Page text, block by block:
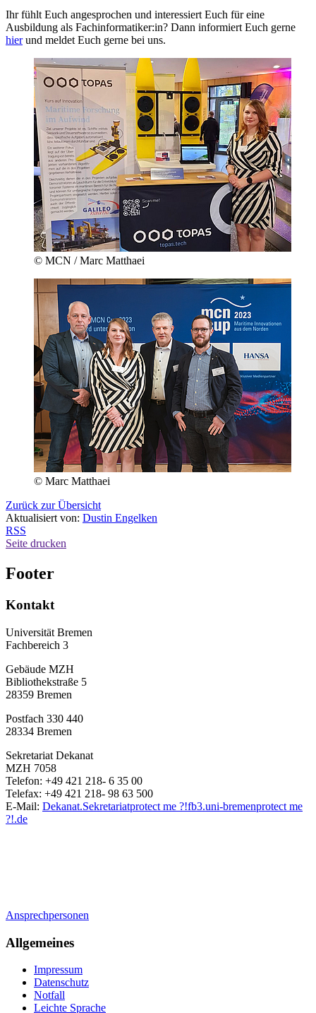
Ihr fühlt Euch angesprochen und interessiert Euch für eine
Ausbildung als Fachinformatiker:in? Dann informiert Euch gerne
hierund meldet Euch gerne bei uns.
© MCN / Marc Matthaei
© Marc Matthaei
Zurück zur Übersicht
Aktualisiert von: Dustin Engelken
RSS
Seite drucken
Footer
Kontakt
Universität Bremen
Fachbereich 3
Gebäude MZH
Bibliothekstraße 5
28359 Bremen
Postfach 330 440
28334 Bremen
Sekretariat Dekanat
MZH 7058
Telefon: +49 421 218- 6 35 00
Telefax: +49 421 218- 98 63 500
E-Mail: Dekanat.Sekretariatprotect me ?!fb3.uni-bremenprotect me
?!.de
Ansprechpersonen
Allgemeines
Impressum
Datenschutz
Notfall
Leichte Sprache